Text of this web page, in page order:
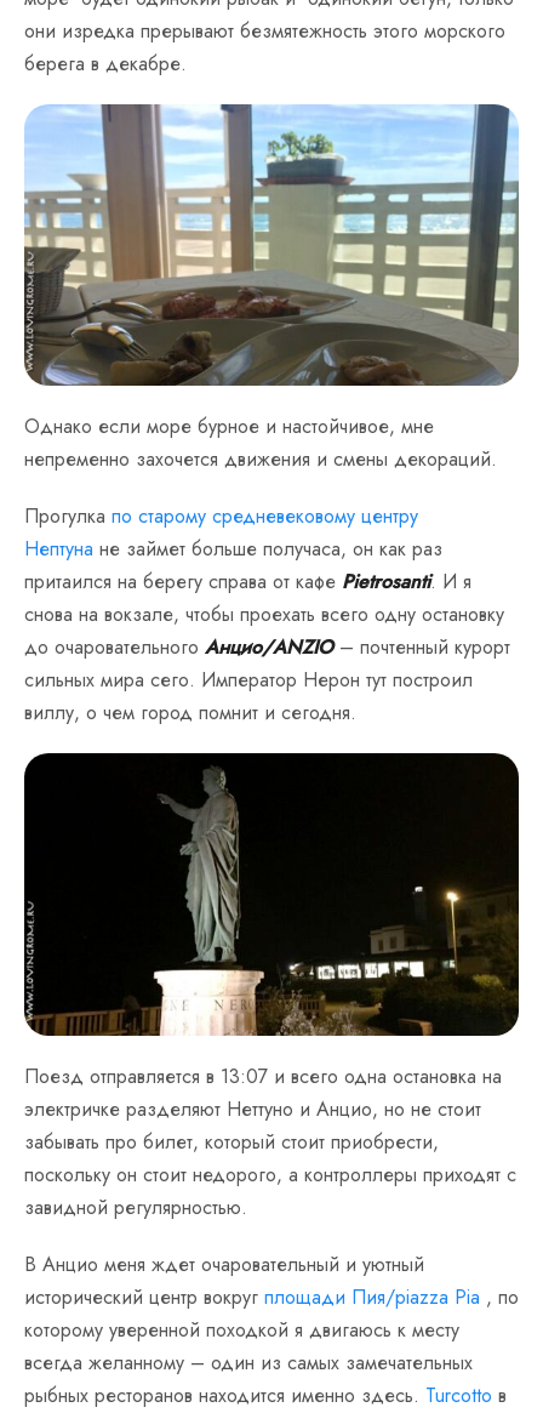
они изредка прерывают безмятежность этого морского
берега в декабре.
Однако если море бурное и настойчивое, мне
непременно захочется движения и смены декораций.
Прогулка по старому средневековому центру
Нептуна не займет больше получаса, он как раз
притаился на берегу справа от кафе Pietrosanti. И я
снова на вокзале, чтобы проехать всего одну остановку
до очаровательного Анцио/ANZIO – почтенный курорт
сильных мира сего. Император Нерон тут построил
виллу, о чем город помнит и сегодня.
Поезд отправляется в 13:07 и всего одна остановка на
электричке разделяют Неттуно и Анцио, но не стоит
забывать про билет, который стоит приобрести,
поскольку он стоит недорого, а контроллеры приходят с
завидной регулярностью.
В Анцио меня ждет очаровательный и уютный
исторический центр вокруг площади Пия/piazza Pia , по
которому уверенной походкой я двигаюсь к месту
всегда желанному – один из самых замечательных
рыбных ресторанов находится именно здесь. Turcotto в